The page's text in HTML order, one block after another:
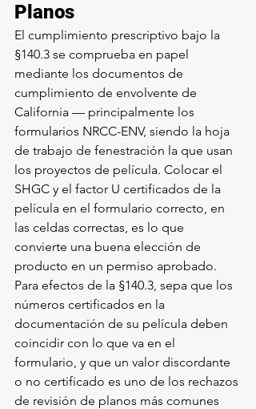
Planos
El cumplimiento prescriptivo bajo la
§140.3 se comprueba en papel
mediante los documentos de
cumplimiento de envolvente de
California — principalmente los
formularios NRCC-ENV, siendo la hoja
de trabajo de fenestración la que usan
los proyectos de película. Colocar el
SHGC y el factor U certificados de la
película en el formulario correcto, en
las celdas correctas, es lo que
convierte una buena elección de
producto en un permiso aprobado.
Para efectos de la §140.3, sepa que los
números certificados en la
documentación de su película deben
coincidir con lo que va en el
formulario, y que un valor discordante
o no certificado es uno de los rechazos
de revisión de planos más comunes